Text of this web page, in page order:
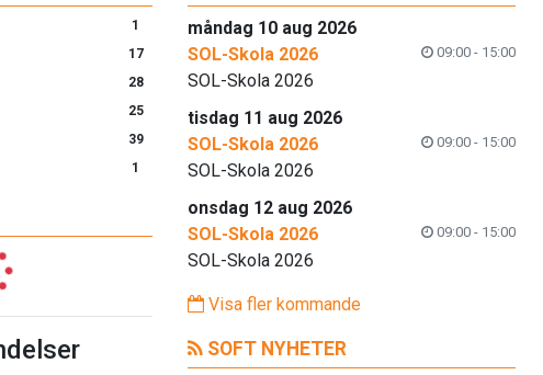
1
17
28
25
39
1
måndag 10 aug 2026
SOL-Skola 2026
09:00 - 15:00
SOL-Skola 2026
tisdag 11 aug 2026
SOL-Skola 2026
09:00 - 15:00
SOL-Skola 2026
onsdag 12 aug 2026
SOL-Skola 2026
09:00 - 15:00
SOL-Skola 2026
Visa fler kommande
SOFT NYHETER